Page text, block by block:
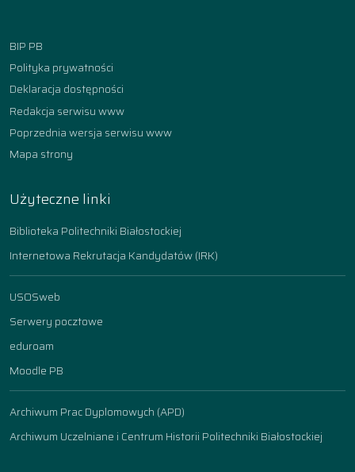
BIP PB
Polityka prywatności
Deklaracja dostępności
Redakcja serwisu www
Poprzednia wersja serwisu www
Mapa strony
Użyteczne linki
Biblioteka Politechniki Białostockiej
Internetowa Rekrutacja Kandydatów (IRK)
USOSweb
Serwery pocztowe
eduroam
Moodle PB
Archiwum Prac Dyplomowych (APD)
Archiwum Uczelniane i Centrum Historii Politechniki Białostockiej